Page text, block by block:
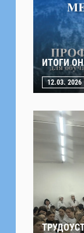
ИТОГИ
12.03. 2026